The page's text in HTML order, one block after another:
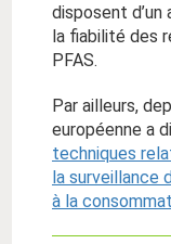
disposent
la fiabilité des
PFAS.
Par ailleurs,
européenne a
techniques
la surveillance
à la